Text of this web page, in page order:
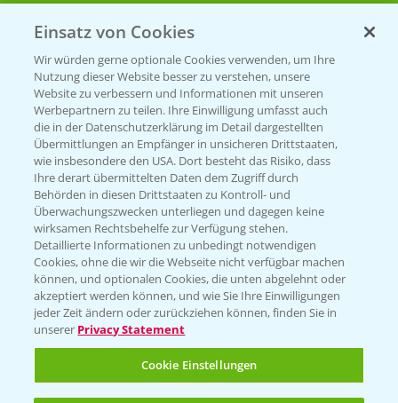
KONTAKT
Hilfe in Notfällen
T.+49 (0)214/30-20220
Folgen Sie uns
Einsatz von Cookies
Wir würden gerne optionale Cookies verwenden, um Ihre
Nutzung dieser Website besser zu verstehen, unsere
Website zu verbessern und Informationen mit unseren
Werbepartnern zu teilen. Ihre Einwilligung umfasst auch
die in der Datenschutzerklärung im Detail dargestellten
Übermittlungen an Empfänger in unsicheren Drittstaaten,
wie insbesondere den USA. Dort besteht das Risiko, dass
Ihre derart übermittelten Daten dem Zugriff durch
Behörden in diesen Drittstaaten zu Kontroll- und
Überwachungszwecken unterliegen und dagegen keine
wirksamen Rechtsbehelfe zur Verfügung stehen.
Detaillierte Informationen zu unbedingt notwendigen
Cookies, ohne die wir die Webseite nicht verfügbar machen
können, und optionalen Cookies, die unten abgelehnt oder
akzeptiert werden können, und wie Sie Ihre Einwilligungen
jeder Zeit ändern oder zurückziehen können, finden Sie in
unserer Privacy Statement
Cookie Einstellungen